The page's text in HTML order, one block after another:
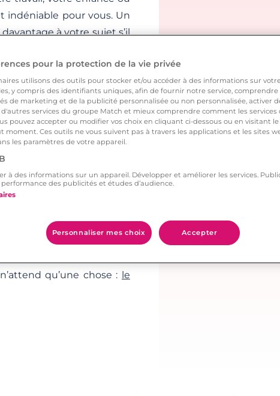
indéniable pour vous. Un
à votre sujet s’il
de questions,
d’amis à qui il aimerait
vous revoir, mais aussi
séduit par vous tant
doigts en feignant de le
en riant, cela prouve
qu’une chose : le
pour la protection de la vie privée
utilisons des outils pour stocker et/ou accéder à des informations sur
y compris des identifiants uniques, afin de fournir notre service,
de marketing et de la publicité personnalisée ou non personnalisée, activer
services du groupe Match et mieux comprendre comment les
pouvez accepter ou modifier vos choix en cliquant ci-dessous ou en visitant
moment. Ces outils ne vous suivent pas à travers les applications et les sites
les paramètres de votre appareil.
à des informations sur un appareil. Développer et améliorer les services.
des publicités et études d’audience.
Personnaliser mes choix Accepter